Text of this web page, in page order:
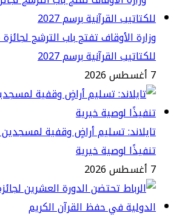
الأوقاف تفتح باب الترشح لجائزة محمد
القرآنية برسم 2027
تسليم أراضٍ وقفية لمسجدين في
لوصية خيرية